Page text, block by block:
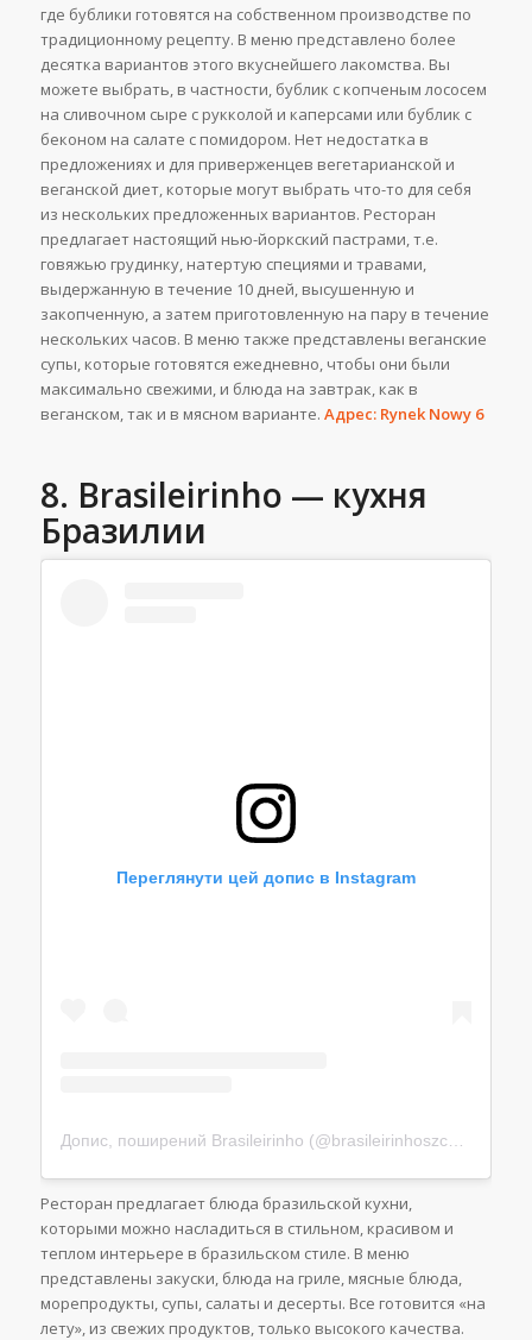
где бублики готовятся на собственном производстве по
традиционному рецепту. В меню представлено более
десятка вариантов этого вкуснейшего лакомства. Вы
можете выбрать, в частности, бублик с копченым лососем
на сливочном сыре с рукколой и каперсами или бублик с
беконом на салате с помидором. Нет недостатка в
предложениях и для приверженцев вегетарианской и
веганской диет, которые могут выбрать что-то для себя
из нескольких предложенных вариантов. Ресторан
предлагает настоящий нью-йоркский пастрами, т.е.
говяжью грудинку, натертую специями и травами,
выдержанную в течение 10 дней, высушенную и
закопченную, а затем приготовленную на пару в течение
нескольких часов. В меню также представлены веганские
супы, которые готовятся ежедневно, чтобы они были
максимально свежими, и блюда на завтрак, как в
веганском, так и в мясном варианте. Адрес: Rynek Nowy 6
8. Brasileirinho — кухня
Бразилии
Переглянути цей допис в Instagram
Допис, поширений Brasileirinho (@brasileirinhoszczecin)
Ресторан предлагает блюда бразильской кухни,
которыми можно насладиться в стильном, красивом и
теплом интерьере в бразильском стиле. В меню
представлены закуски, блюда на гриле, мясные блюда,
морепродукты, супы, салаты и десерты. Все готовится «на
лету», из свежих продуктов, только высокого качества.